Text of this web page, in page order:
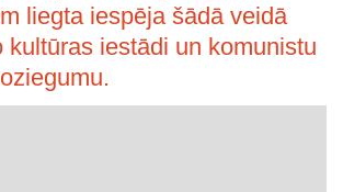
liegta iespēja šādā veidā
kultūras iestādi un komunistu